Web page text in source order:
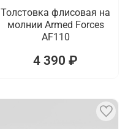
Толстовка флисовая на
молнии Armed Forces
AF110
4 390 ₽